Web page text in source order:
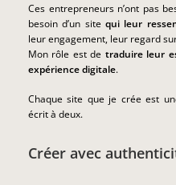
Ces entrepreneurs n’ont pas
besoin d’un site qui leur
leur engagement, leur regard
Mon rôle est de traduire leur
expérience digitale.
Chaque site que je crée est
écrit à deux.
Créer avec